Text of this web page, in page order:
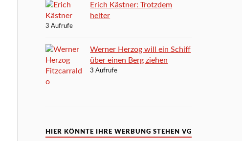
Erich Kästner: Trotzdem
heiter
3 Aufrufe
Werner Herzog will ein Schiff
über einen Berg ziehen
3 Aufrufe
HIER KÖNNTE IHRE WERBUNG STEHEN VG